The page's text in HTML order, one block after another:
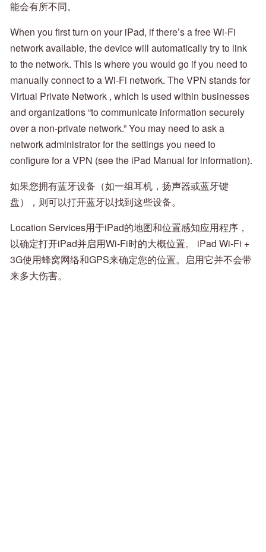
能会有所不同。
When you first turn on your iPad, if there’s a free Wi-Fi
network available, the device will automatically try to link
to the network. This is where you would go if you need to
manually connect to a Wi-Fi network. The VPN stands for
Virtual Private Network , which is used within businesses
and organizations “to communicate information securely
over a non-private network.” You may need to ask a
network administrator for the settings you need to
configure for a VPN (see the iPad Manual for information).
如果您拥有蓝牙设备（如一组耳机，扬声器或蓝牙键
盘），则可以打开蓝牙以找到这些设备。
Location Services用于iPad的地图和位置感知应用程序，
以确定打开iPad并启用Wi-Fi时的大概位置。 iPad Wi-Fi +
3G使用蜂窝网络和GPS来确定您的位置。启用它并不会带
来多大伤害。